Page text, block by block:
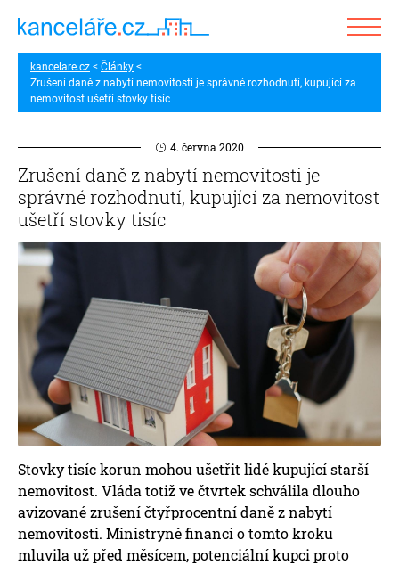
kancelare.cz
Články
Zrušení daně z nabytí nemovitosti je správné rozhodnutí, kupující za
nemovitost ušetří stovky tisíc
4. června 2020
Zrušení daně z nabytí nemovitosti je
správné rozhodnutí, kupující za nemovitost
ušetří stovky tisíc
Stovky tisíc korun mohou ušetřit lidé kupující starší
nemovitost. Vláda totiž ve čtvrtek schválila dlouho
avizované zrušení čtyřprocentní daně z nabytí
nemovitosti. Ministryně financí o tomto kroku
mluvila už před měsícem, potenciální kupci proto